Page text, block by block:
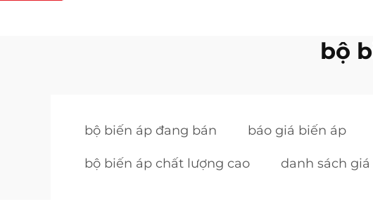
bộ
bộ biến áp đang bán báo giá biến áp
bộ biến áp chất lượng cao danh sách